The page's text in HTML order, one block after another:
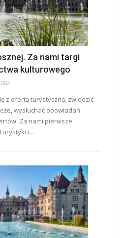
Za nami targi
kulturowego
z ofertą turystyczną, zwiedzić
wysłuchać opowiadań
Za nami pierwsze
i…